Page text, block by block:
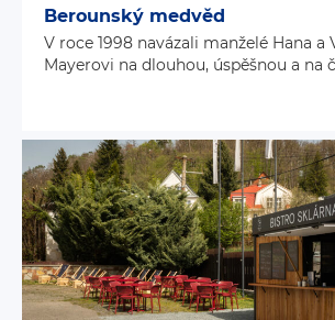
Berounský medvěd
V roce 1998 navázali manželé Hana a
Mayerovi na dlouhou, úspěšnou a na